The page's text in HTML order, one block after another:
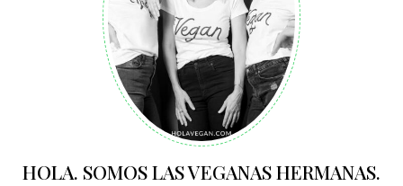
HOLA. SOMOS LAS VEGANAS HERMANAS.